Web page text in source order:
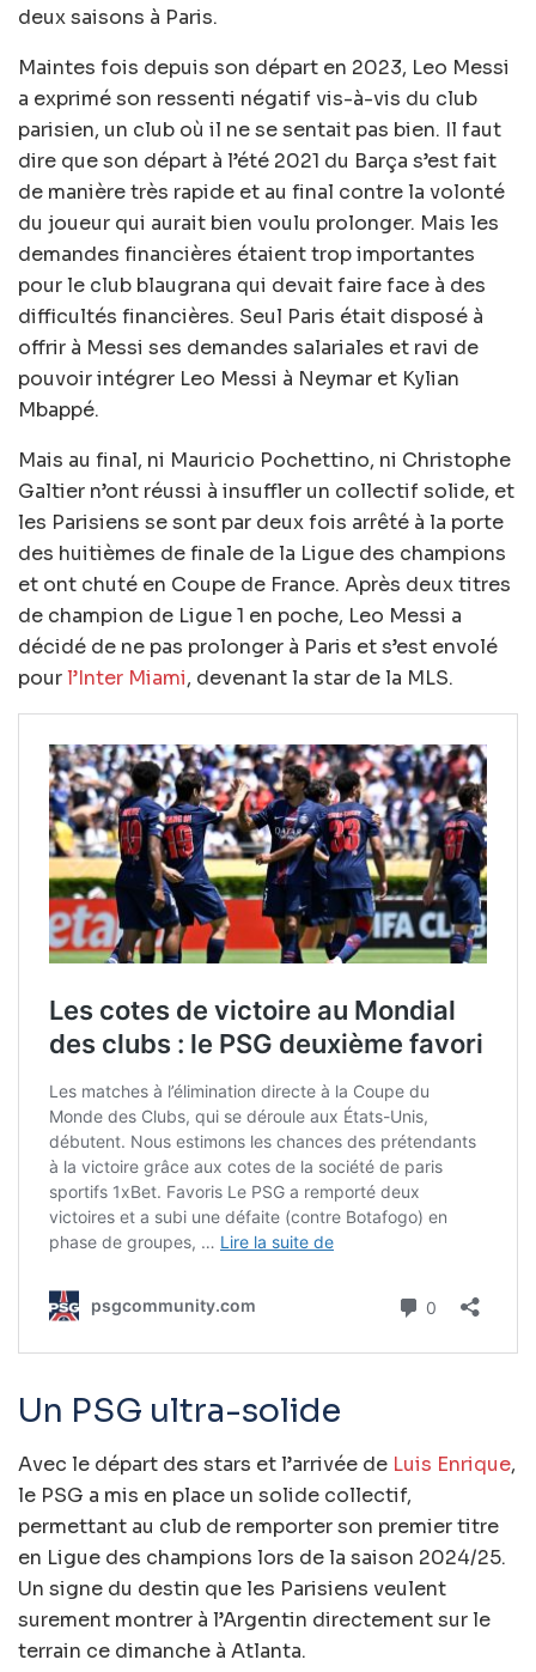
deux saisons à Paris.
Maintes fois depuis son départ en 2023, Leo Messi
a exprimé son ressenti négatif vis-à-vis du club
parisien, un club où il ne se sentait pas bien. Il faut
dire que son départ à l’été 2021 du Barça s’est fait
de manière très rapide et au final contre la volonté
du joueur qui aurait bien voulu prolonger. Mais les
demandes financières étaient trop importantes
pour le club blaugrana qui devait faire face à des
difficultés financières. Seul Paris était disposé à
offrir à Messi ses demandes salariales et ravi de
pouvoir intégrer Leo Messi à Neymar et Kylian
Mbappé.
Mais au final, ni Mauricio Pochettino, ni Christophe
Galtier n’ont réussi à insuffler un collectif solide, et
les Parisiens se sont par deux fois arrêté à la porte
des huitièmes de finale de la Ligue des champions
et ont chuté en Coupe de France. Après deux titres
de champion de Ligue 1 en poche, Leo Messi a
décidé de ne pas prolonger à Paris et s’est envolé
pourl’Inter Miami, devenant la star de la MLS.
Un PSG ultra-solide
Avec le départ des stars et l’arrivée de Luis Enrique,
le PSG a mis en place un solide collectif,
permettant au club de remporter son premier titre
en Ligue des champions lors de la saison 2024/25.
Un signe du destin que les Parisiens veulent
surement montrer à l’Argentin directement sur le
terrain ce dimanche à Atlanta.